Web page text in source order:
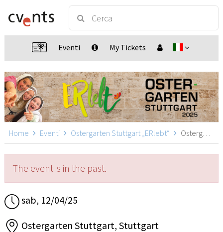
Eventi My Tickets
Home Eventi Ostergarten Stuttgart „ERlebt“ Ostergarten Stuttgart „ERlebt“ - 17:20 Uhr Führung, Stuttgart
The event is in the past.
sab, 12/04/25
Ostergarten Stuttgart, Stuttgart